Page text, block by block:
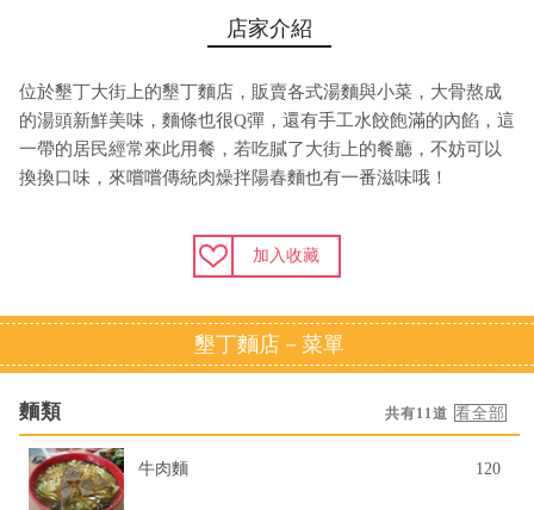
店家介紹
位於墾丁大街上的墾丁麵店，販賣各式湯麵與小菜，大骨熬成
的湯頭新鮮美味，麵條也很Q彈，還有手工水餃飽滿的內餡，這
一帶的居民經常來此用餐，若吃膩了大街上的餐廳，不妨可以
換換口味，來嚐嚐傳統肉燥拌陽春麵也有一番滋味哦！
加入收藏
墾丁麵店－菜單
麵類 共有11道
牛肉麵 120